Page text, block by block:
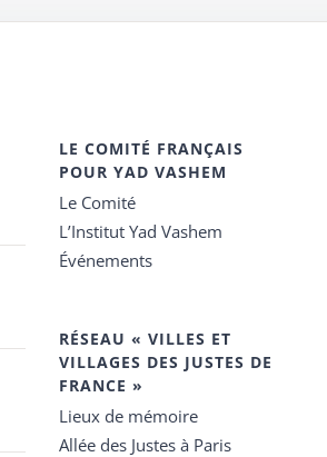
LE COMITÉ FRANÇAIS
POUR YAD VASHEM
Le Comité
L’Institut Yad Vashem
Événements
RÉSEAU « VILLES ET
VILLAGES DES JUSTES DE
FRANCE »
Lieux de mémoire
Allée des Justes à Paris